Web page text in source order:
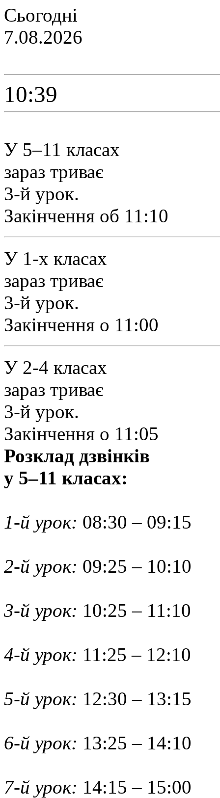
Сьогодні
7.08.2026
10:39
У 5–11 класах
зараз триває
3-й урок.
Закінчення об 11:10
У 1-х класах
зараз триває
3-й урок.
Закінчення о 11:00
У 2-4 класах
зараз триває
3-й урок.
Закінчення о 11:05
Розклад дзвінків
у 5–11 класах:
1-й урок: 08:30 – 09:15
2-й урок: 09:25 – 10:10
3-й урок: 10:25 – 11:10
4-й урок: 11:25 – 12:10
5-й урок: 12:30 – 13:15
6-й урок: 13:25 – 14:10
7-й урок: 14:15 – 15:00